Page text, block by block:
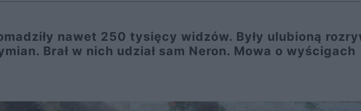
nawet 250 tysięcy widzów. Były ulubioną
Brał w nich udział sam Neron. Mowa o wyścigach